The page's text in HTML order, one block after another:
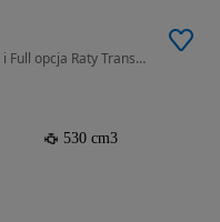
530 cm3 • 44 KM • DX ABS TC Full serwis i Full opcja Raty Transport
530 cm3